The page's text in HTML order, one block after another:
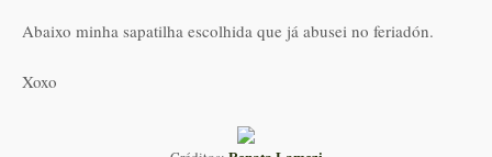
Abaixo minha sapatilha escolhida que já abusei no feriadón.
Xoxo